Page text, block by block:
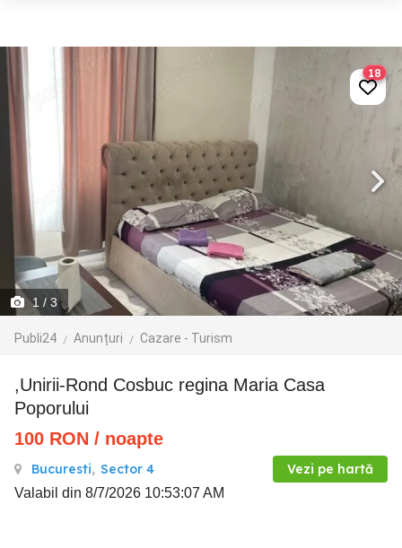
1 / 3
Publi24 Anunțuri Cazare - Turism
18
,Unirii-Rond Cosbuc regina Maria Casa
Poporului
100 RON / noapte
Bucuresti, Sector 4 Vezi pe hartă
Valabil din 8/7/2026 10:53:07 AM